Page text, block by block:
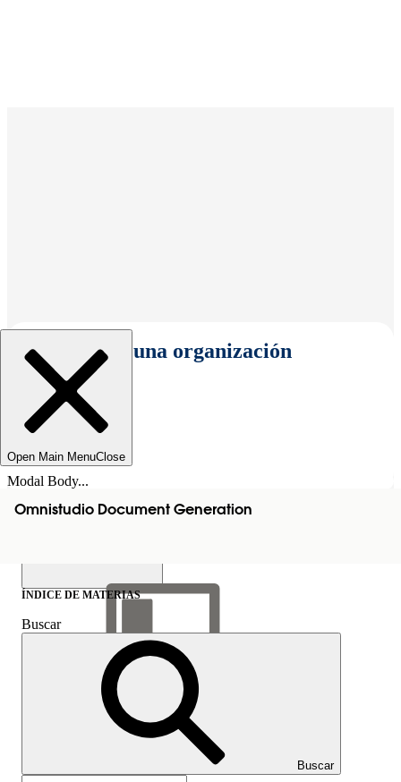
Seleccionar una organización
Open Main MenuClose
Modal Body...
Omnistudio Document Generation
Mostrar índice de
materias
Índice de materias
ÍNDICE DE MATERIAS
Buscar
Buscar